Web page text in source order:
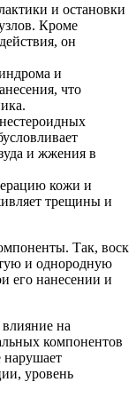
и остановки
Кроме
он
и
что
и жжения в
кожи и
трещины и
Так, воск
и однородную
его нанесении и
на
компонентов
нарушает
уровень